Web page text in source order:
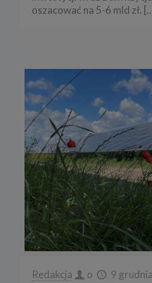
oszacować na 5-6 mld zł.
Redakcja o 9